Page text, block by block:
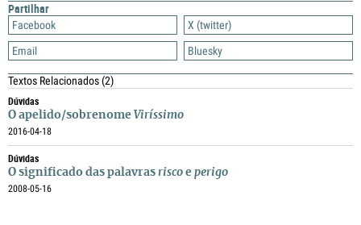
Partilhar
Facebook
X (twitter)
Email
Bluesky
Textos Relacionados(2)
Dúvidas
O apelido/sobrenome Viríssimo
2016-04-18
Dúvidas
O significado das palavras risco e perigo
2008-05-16